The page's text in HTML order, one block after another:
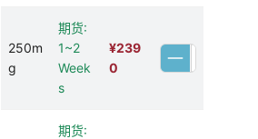
250m
g
期货:
1~2
Week
s
¥239
0
期货: